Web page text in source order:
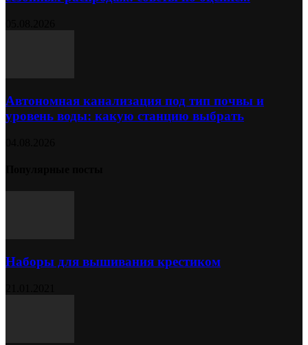
Автономная канализация под тип почвы и
уровень воды: какую станцию выбрать
Наборы для вышивания крестиком